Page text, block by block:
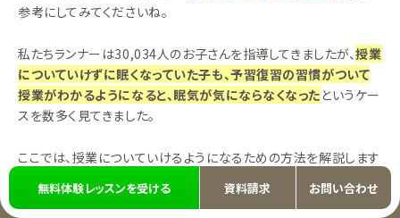
参考にしてみてくださいね。
私たちランナーは30,034人のお子さんを指導してきましたが、授業
についていけずに眠くなっていた子も、予習復習の習慣がついて
授業がわかるようになると、眠気が気にならなくなった というケー
スを数多く見てきました。
ここでは、授業についていけるようになるための方法を解説します
無料体験レッスンを受ける 資料請求 お問い合わせ